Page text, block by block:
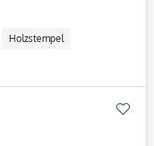
Holzstempel